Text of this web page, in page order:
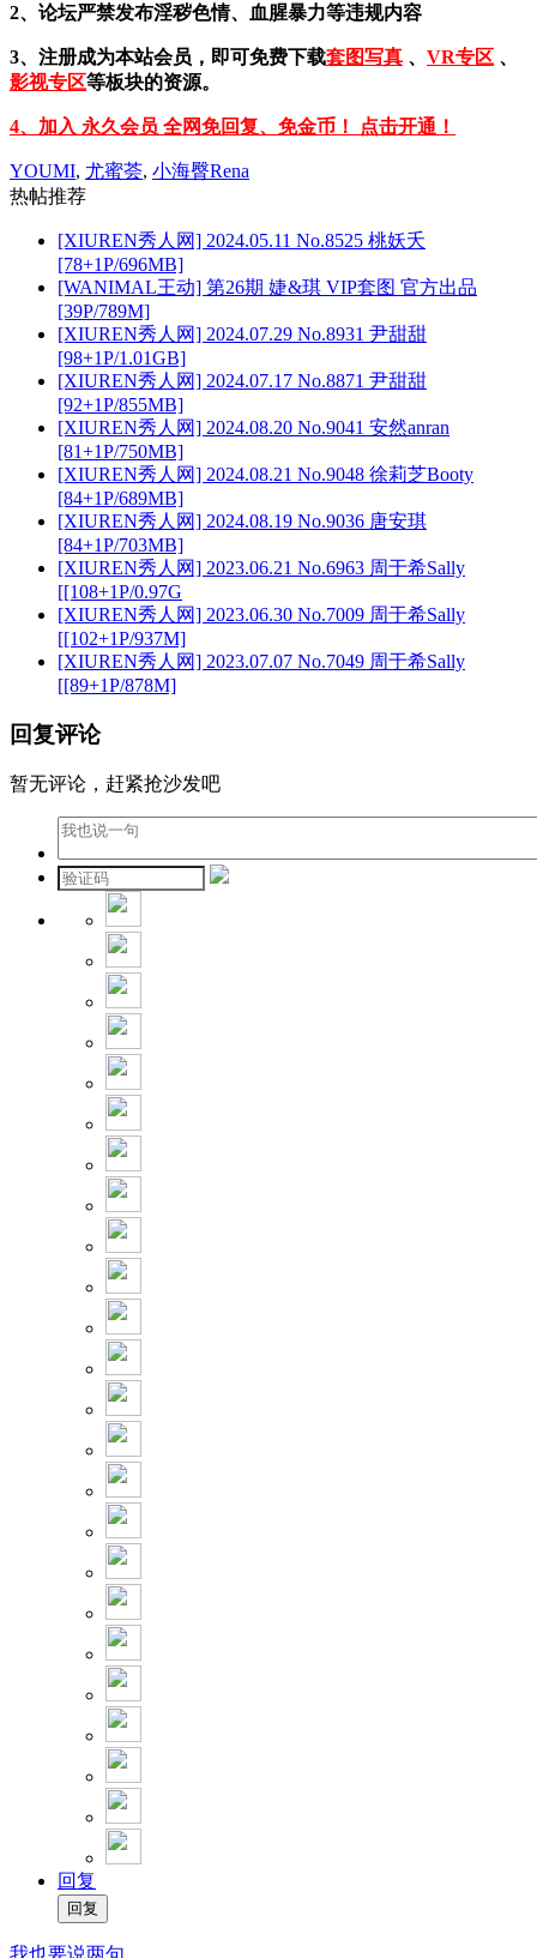
2、论坛严禁发布淫秽色情、血腥暴力等违规内容
3、注册成为本站会员，即可免费下载套图写真 、 VR专区 、
影视专区等板块的资源。
4、加入 永久会员 全网免回复、免金币！ 点击开通！
YOUMI, 尤蜜荟, 小海臀Rena
热帖推荐
[XIUREN秀人网] 2024.05.11 No.8525 桃妖夭
[78+1P/696MB]
[WANIMAL王动] 第26期 婕&琪 VIP套图 官方出品
[39P/789M]
[XIUREN秀人网] 2024.07.29 No.8931 尹甜甜
[98+1P/1.01GB]
[XIUREN秀人网] 2024.07.17 No.8871 尹甜甜
[92+1P/855MB]
[XIUREN秀人网] 2024.08.20 No.9041 安然anran
[81+1P/750MB]
[XIUREN秀人网] 2024.08.21 No.9048 徐莉芝Booty
[84+1P/689MB]
[XIUREN秀人网] 2024.08.19 No.9036 唐安琪
[84+1P/703MB]
[XIUREN秀人网] 2023.06.21 No.6963 周于希Sally
[[108+1P/0.97G
[XIUREN秀人网] 2023.06.30 No.7009 周于希Sally
[[102+1P/937M]
[XIUREN秀人网] 2023.07.07 No.7049 周于希Sally
[[89+1P/878M]
回复评论
暂无评论，赶紧抢沙发吧
回复